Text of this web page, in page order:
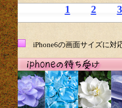
1 2 3
iPhone6の画面サイズに対